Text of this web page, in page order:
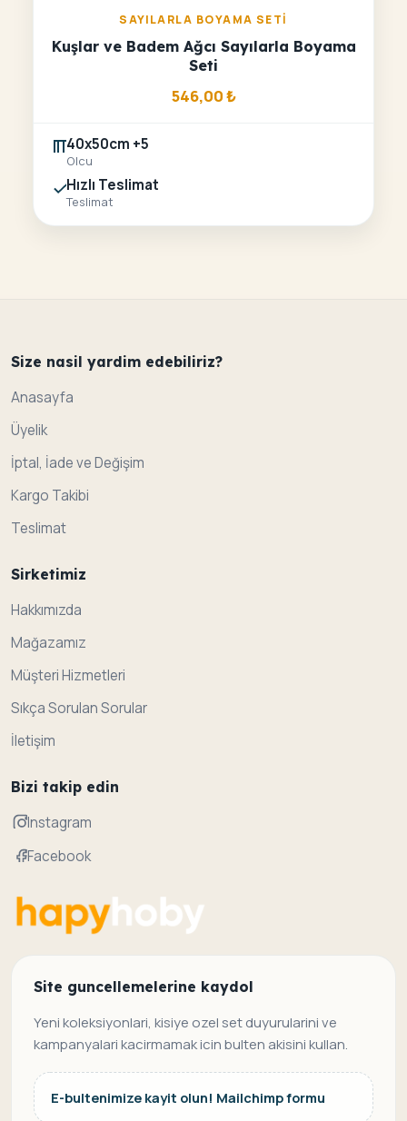
SAYILARLA BOYAMA SETI
Kuşlar ve Badem Ağcı Sayılarla Boyama
Seti
546,00₺
40x50cm +5
Olcu
Hızlı Teslimat
Teslimat
Size nasil yardim edebiliriz?
Anasayfa
Üyelik
İptal, İade ve Değişim
Kargo Takibi
Teslimat
Sirketimiz
Hakkımızda
Mağazamız
Müşteri Hizmetleri
Sıkça Sorulan Sorular
İletişim
Bizi takip edin
Instagram
Facebook
Site guncellemelerine kaydol
Yeni koleksiyonlari, kisiye ozel set duyurularini ve
kampanyalari kacirmamak icin bulten akisini kullan.
E-bultenimize kayit olun! Mailchimp formu